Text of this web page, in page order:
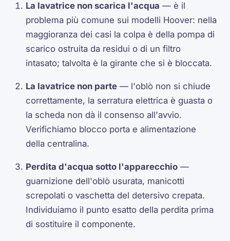
La lavatrice non scarica l'acqua — è il
problema più comune sui modelli Hoover: nella
maggioranza dei casi la colpa è della pompa di
scarico ostruita da residui o di un filtro
intasato; talvolta è la girante che si è bloccata.
La lavatrice non parte — l'oblò non si chiude
correttamente, la serratura elettrica è guasta o
la scheda non dà il consenso all'avvio.
Verifichiamo blocco porta e alimentazione
della centralina.
Perdita d'acqua sotto l'apparecchio —
guarnizione dell'oblò usurata, manicotti
screpolati o vaschetta del detersivo crepata.
Individuiamo il punto esatto della perdita prima
di sostituire il componente.